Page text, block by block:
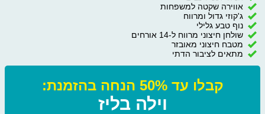
אווירה שקטה למשפחות
ג'קוזי גדול ומרווח
נוף טבע גלילי
שולחן חיצוני מרווח ל-14 אורחים
מטבח חיצוני מאובזר
מתאים לציבור הדתי
קבלו עד 50% הנחה בהזמנת:
וילה בליז